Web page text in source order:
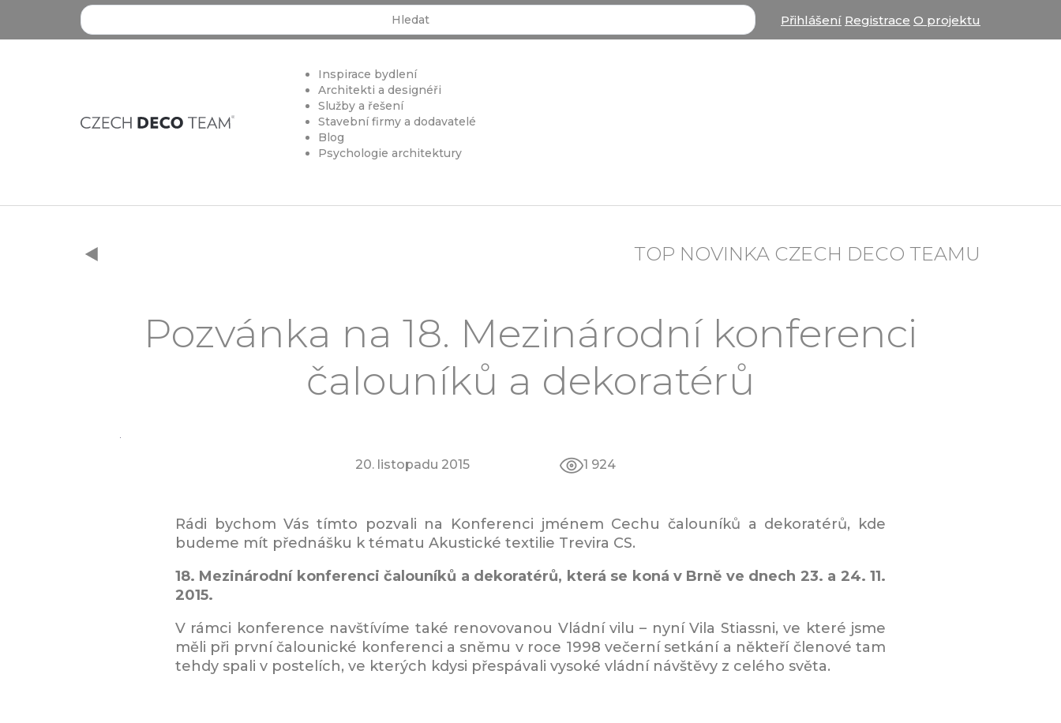
Search ... Přihlášení Registrace O projektu
Inspirace bydlení
Architekti a designéři
Služby a řešení
Stavební firmy a dodavatelé
Blog
Psychologie architektury
TOP NOVINKA CZECH DECO TEAMU
Pozvánka na 18. Mezinárodní konferenci
čalouníků a dekoratérů
20. listopadu 2015 1 924
Rádi bychom Vás tímto pozvali na Konferenci jménem Cechu čalouníků a dekoratérů, kde
budeme mít přednášku k tématu Akustické textilie Trevira CS.
18. Mezinárodní konferenci čalouníků a dekoratérů, která se koná v Brně ve dnech 23. a 24. 11.
2015.
V rámci konference navštívíme také renovovanou Vládní vilu – nyní Vila Stiassni, ve které jsme
měli při první čalounické konferenci a sněmu v roce 1998 večerní setkání a někteří členové tam
tehdy spali v postelích, ve kterých kdysi přespávali vysoké vládní návštěvy z celého světa.